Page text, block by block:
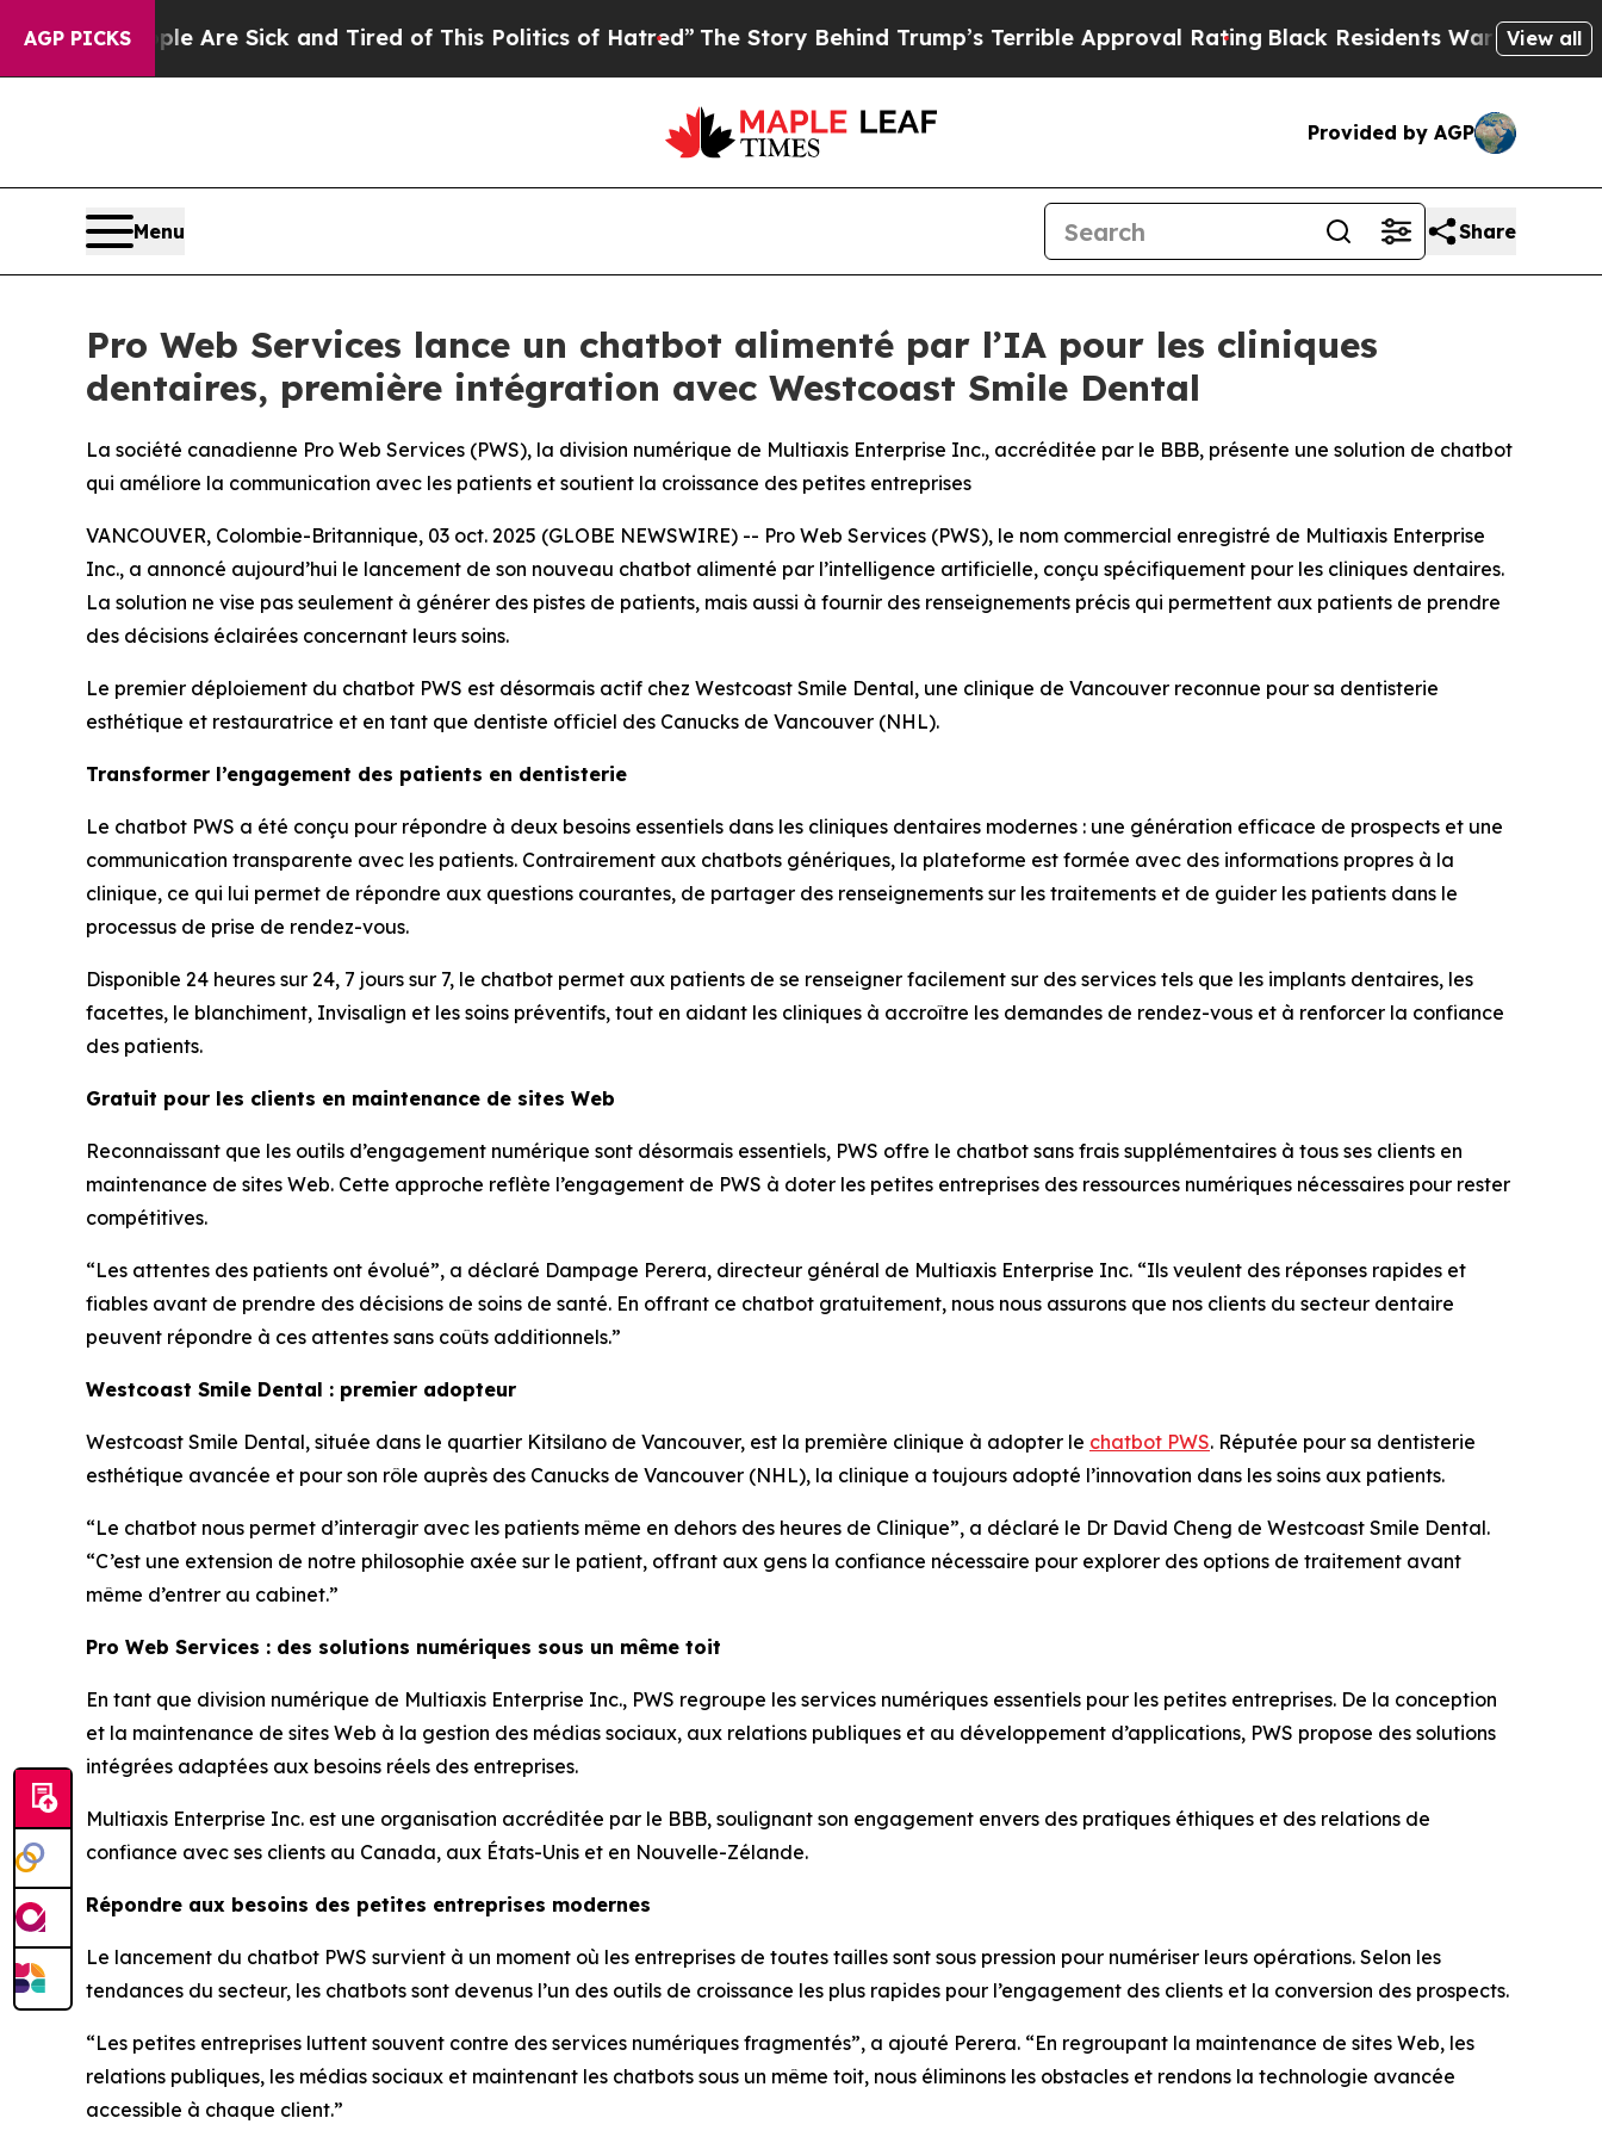
AGP PICKSAre Sick and Tired of This Politics of Hatred”The Story Behind Trump’s Terrible Approval RatingBlack Residents Warned of Abusive
View all
Provided by AGP
Menu Share
Pro Web Services lance un chatbot alimenté par l’IA pour les cliniques
dentaires, première intégration avec Westcoast Smile Dental
La société canadienne Pro Web Services (PWS), la division numérique de Multiaxis Enterprise Inc., accréditée par le BBB, présente une solution de chatbot
qui améliore la communication avec les patients et soutient la croissance des petites entreprises
VANCOUVER, Colombie-Britannique, 03 oct. 2025 (GLOBE NEWSWIRE) -- Pro Web Services (PWS), le nom commercial enregistré de Multiaxis Enterprise
Inc., a annoncé aujourd’hui le lancement de son nouveau chatbot alimenté par l’intelligence artificielle, conçu spécifiquement pour les cliniques dentaires.
La solution ne vise pas seulement à générer des pistes de patients, mais aussi à fournir des renseignements précis qui permettent aux patients de prendre
des décisions éclairées concernant leurs soins.
Le premier déploiement du chatbot PWS est désormais actif chez Westcoast Smile Dental, une clinique de Vancouver reconnue pour sa dentisterie
esthétique et restauratrice et en tant que dentiste officiel des Canucks de Vancouver (NHL).
Transformer l’engagement des patients en dentisterie
Le chatbot PWS a été conçu pour répondre à deux besoins essentiels dans les cliniques dentaires modernes : une génération efficace de prospects et une
communication transparente avec les patients. Contrairement aux chatbots génériques, la plateforme est formée avec des informations propres à la
clinique, ce qui lui permet de répondre aux questions courantes, de partager des renseignements sur les traitements et de guider les patients dans le
processus de prise de rendez-vous.
Disponible 24 heures sur 24, 7 jours sur 7, le chatbot permet aux patients de se renseigner facilement sur des services tels que les implants dentaires, les
facettes, le blanchiment, Invisalign et les soins préventifs, tout en aidant les cliniques à accroître les demandes de rendez-vous et à renforcer la confiance
des patients.
Gratuit pour les clients en maintenance de sites Web
Reconnaissant que les outils d’engagement numérique sont désormais essentiels, PWS offre le chatbot sans frais supplémentaires à tous ses clients en
maintenance de sites Web. Cette approche reflète l’engagement de PWS à doter les petites entreprises des ressources numériques nécessaires pour rester
compétitives.
“Les attentes des patients ont évolué”, a déclaré Dampage Perera, directeur général de Multiaxis Enterprise Inc. “Ils veulent des réponses rapides et
fiables avant de prendre des décisions de soins de santé. En offrant ce chatbot gratuitement, nous nous assurons que nos clients du secteur dentaire
peuvent répondre à ces attentes sans coûts additionnels.”
Westcoast Smile Dental : premier adopteur
Westcoast Smile Dental, située dans le quartier Kitsilano de Vancouver, est la première clinique à adopter le chatbot PWS. Réputée pour sa dentisterie
esthétique avancée et pour son rôle auprès des Canucks de Vancouver (NHL), la clinique a toujours adopté l’innovation dans les soins aux patients.
“Le chatbot nous permet d’interagir avec les patients même en dehors des heures de Clinique”, a déclaré le Dr David Cheng de Westcoast Smile Dental.
“C’est une extension de notre philosophie axée sur le patient, offrant aux gens la confiance nécessaire pour explorer des options de traitement avant
même d’entrer au cabinet.”
Pro Web Services : des solutions numériques sous un même toit
En tant que division numérique de Multiaxis Enterprise Inc., PWS regroupe les services numériques essentiels pour les petites entreprises. De la conception
et la maintenance de sites Web à la gestion des médias sociaux, aux relations publiques et au développement d’applications, PWS propose des solutions
intégrées adaptées aux besoins réels des entreprises.
Multiaxis Enterprise Inc. est une organisation accréditée par le BBB, soulignant son engagement envers des pratiques éthiques et des relations de
confiance avec ses clients au Canada, aux États-Unis et en Nouvelle-Zélande.
Répondre aux besoins des petites entreprises modernes
Le lancement du chatbot PWS survient à un moment où les entreprises de toutes tailles sont sous pression pour numériser leurs opérations. Selon les
tendances du secteur, les chatbots sont devenus l’un des outils de croissance les plus rapides pour l’engagement des clients et la conversion des prospects.
“Les petites entreprises luttent souvent contre des services numériques fragmentés”, a ajouté Perera. “En regroupant la maintenance de sites Web, les
relations publiques, les médias sociaux et maintenant les chatbots sous un même toit, nous éliminons les obstacles et rendons la technologie avancée
accessible à chaque client.”